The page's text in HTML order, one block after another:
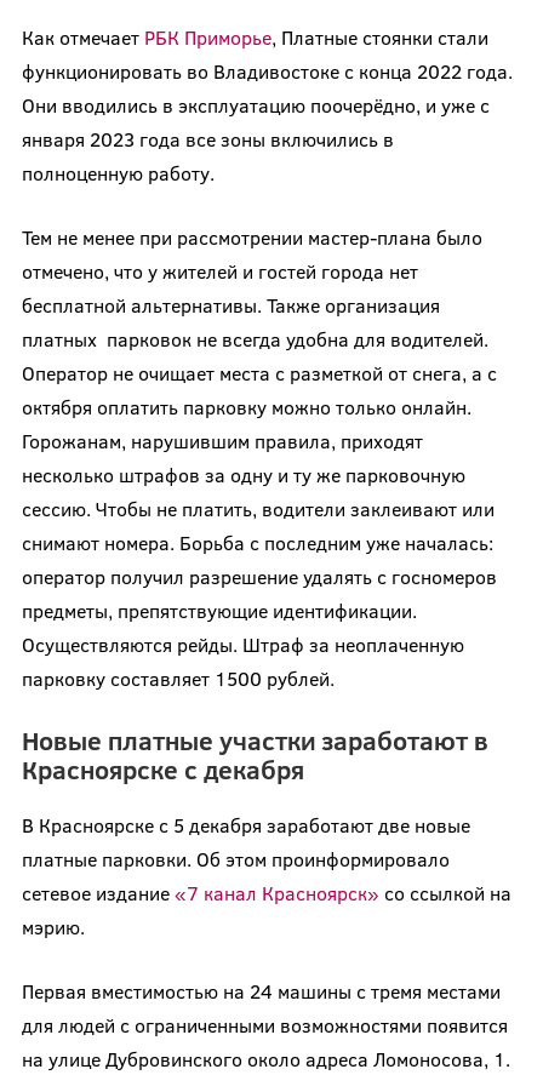
Как отмечает РБК Приморье, Платные стоянки стали
функционировать во Владивостоке с конца 2022 года.
Они вводились в эксплуатацию поочерёдно, и уже с
января 2023 года все зоны включились в
полноценную работу.
Тем не менее при рассмотрении мастер-плана было
отмечено, что у жителей и гостей города нет
бесплатной альтернативы. Также организация
платных парковок не всегда удобна для водителей.
Оператор не очищает места с разметкой от снега, а с
октября оплатить парковку можно только онлайн.
Горожанам, нарушившим правила, приходят
несколько штрафов за одну и ту же парковочную
сессию. Чтобы не платить, водители заклеивают или
снимают номера. Борьба с последним уже началась:
оператор получил разрешение удалять с госномеров
предметы, препятствующие идентификации.
Осуществляются рейды. Штраф за неоплаченную
парковку составляет 1500 рублей.
Новые платные участки заработают в
Красноярске с декабря
В Красноярске с 5 декабря заработают две новые
платные парковки. Об этом проинформировало
сетевое издание«7 канал Красноярск» со ссылкой на
мэрию.
Первая вместимостью на 24 машины с тремя местами
для людей с ограниченными возможностями появится
на улице Дубровинского около адреса Ломоносова, 1.